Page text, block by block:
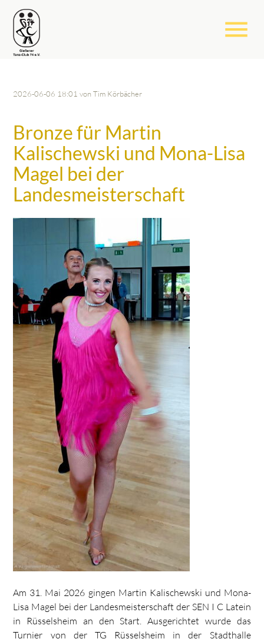
menu
2026-06-06 18:01 von Tim Körbächer
Bronze für Martin
Kalischewski und Mona-Lisa
Magel bei der
Landesmeisterschaft
Am 31. Mai 2026 gingen Martin Kalischewski und Mona-
Lisa Magel bei der Landesmeisterschaft der SEN I C Latein
in Rüsselsheim an den Start. Ausgerichtet wurde das
Turnier von der TG Rüsselsheim in der Stadthalle